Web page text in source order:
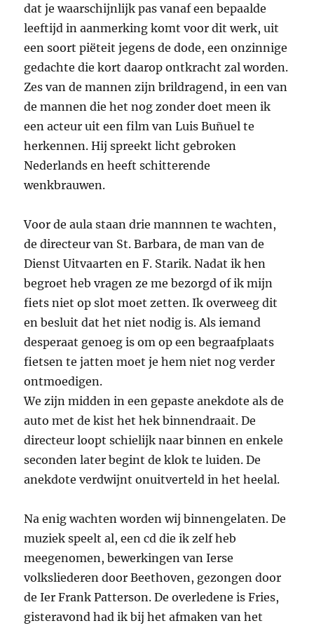
dat je waarschijnlijk pas vanaf een bepaalde
leeftijd in aanmerking komt voor dit werk, uit
een soort piëteit jegens de dode, een onzinnige
gedachte die kort daarop ontkracht zal worden.
Zes van de mannen zijn brildragend, in een van
de mannen die het nog zonder doet meen ik
een acteur uit een film van Luis Buñuel te
herkennen. Hij spreekt licht gebroken
Nederlands en heeft schitterende
wenkbrauwen.
Voor de aula staan drie mannnen te wachten,
de directeur van St. Barbara, de man van de
Dienst Uitvaarten en F. Starik. Nadat ik hen
begroet heb vragen ze me bezorgd of ik mijn
fiets niet op slot moet zetten. Ik overweeg dit
en besluit dat het niet nodig is. Als iemand
desperaat genoeg is om op een begraafplaats
fietsen te jatten moet je hem niet nog verder
ontmoedigen.
We zijn midden in een gepaste anekdote als de
auto met de kist het hek binnendraait. De
directeur loopt schielijk naar binnen en enkele
seconden later begint de klok te luiden. De
anekdote verdwijnt onuitverteld in het heelal.
Na enig wachten worden wij binnengelaten. De
muziek speelt al, een cd die ik zelf heb
meegenomen, bewerkingen van Ierse
volksliederen door Beethoven, gezongen door
de Ier Frank Patterson. De overledene is Fries,
gisteravond had ik bij het afmaken van het